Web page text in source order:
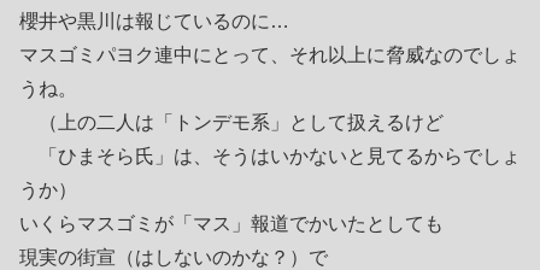
櫻井や黒川は報じているのに…
マスゴミパヨク連中にとって、それ以上に脅威なのでしょ
うね。
（上の二人は「トンデモ系」として扱えるけど
「ひまそら氏」は、そうはいかないと見てるからでしょ
うか）
いくらマスゴミが「マス」報道でかいたとしても
現実の街宣（はしないのかな？）で